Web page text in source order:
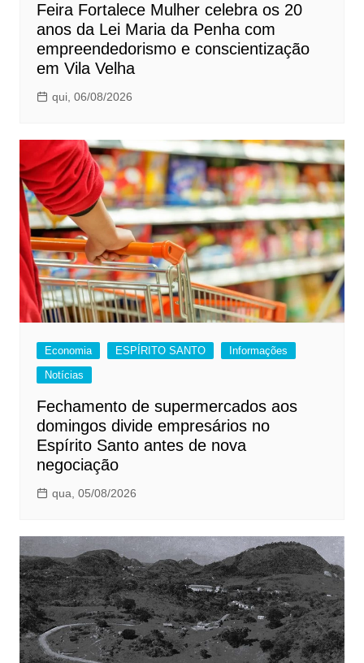
Feira Fortalece Mulher celebra os 20
anos da Lei Maria da Penha com
empreendedorismo e conscientização
em Vila Velha
qui, 06/08/2026
Economia ESPÍRITO SANTO
Informações
Notícias
Fechamento de supermercados aos
domingos divide empresários no
Espírito Santo antes de nova
negociação
qua, 05/08/2026